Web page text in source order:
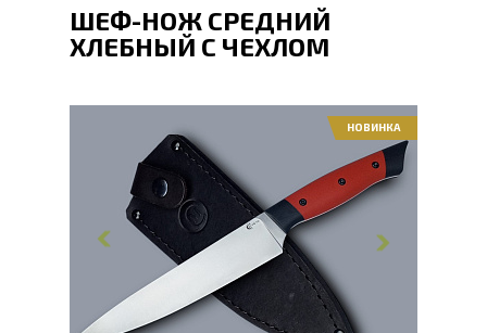
ШЕФ-НОЖ СРЕДНИЙ
ХЛЕБНЫЙ С ЧЕХЛОМ
Общая длина, мм
295
Длина клинка, мм
166
Ширина клинка, мм
Толщина обуха, мм
2.1
Длина рукояти, мм
Твердость клинка, HRC
60 - 61 HRC
Вес, г
НОВИНКА